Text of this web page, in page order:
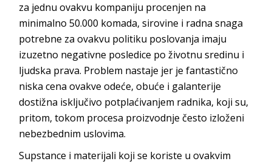
za jednu ovakvu kompaniju procenjen na
minimalno 50.000 komada, sirovine i radna snaga
potrebne za ovakvu politiku poslovanja imaju
izuzetno negativne posledice po životnu sredinu i
ljudska prava. Problem nastaje jer je fantastično
niska cena ovakve odeće, obuće i galanterije
dostižna isključivo potplaćivanjem radnika, koji su,
pritom, tokom procesa proizvodnje često izloženi
nebezbednim uslovima.
Supstance i materijali koji se koriste u ovakvim